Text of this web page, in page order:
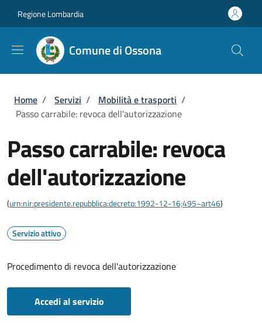
Regione Lombardia
Comune di Ossona
Briciole di pane
Home / Servizi / Mobilità e trasporti /
Passo carrabile: revoca dell'autorizzazione
Passo carrabile: revoca
dell'autorizzazione
(urn:nir:presidente.repubblica:decreto:1992-12-16;495~art46)
Servizio attivo
Procedimento di revoca dell'autorizzazione
Accedi al servizio